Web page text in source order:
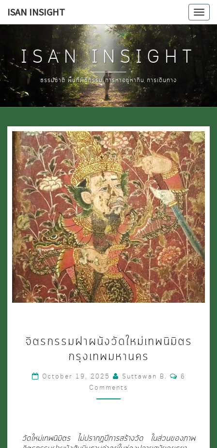
Skip
to
ISAN INSIGHT
ISAN INSIGHT
ธรรมชาติ พื้นที่พิธีกรรม การหาอยู่หากิน การเดินทาง
ฝา
ผนัง
วัด
กรุงเทพมหานคร
จิตรกรรมฝาผนังวัดใหม่เทพนิมิตร
กรุงเทพมหานคร
October 19, 2025 Suttawan B. Comments
6
Comments
วัดใหม่เทพนิมิตร ไม่ปรากฏปีการสร้างวัด ในส่วนของภาพ